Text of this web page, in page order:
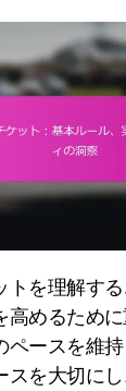
高めるため
ペースを維
スを大切に